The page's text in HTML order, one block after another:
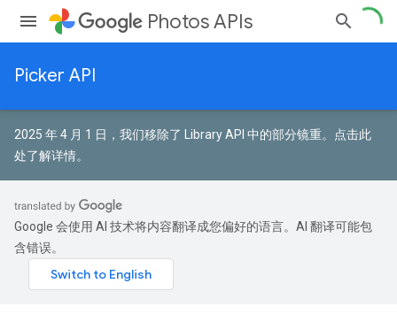
Photos APIs
Picker API
2025 年 4 月 1 日，我们移除了 Library API 中的部分镜重。
点击此
处了解详情。
Google 会使用 AI 技术将内容翻译成您偏好的语言。AI 翻译可能包
含错误。